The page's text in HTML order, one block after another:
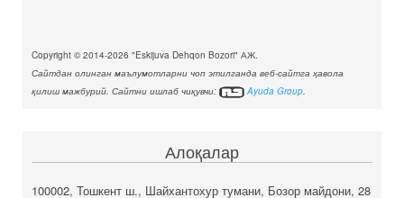
Copyright © 2014-2026 "Eskijuva Dehqon Bozori" АЖ.
Сайтдан олинган маълумотларни чоп этилганда веб-сайтга ҳавола
қилиш мажбурий. Сайтни ишлаб чиқувчи:
Ayuda Group.
Алоқалар
100002, Тошкент ш., Шайхантохур тумани, Бозор майдони, 28